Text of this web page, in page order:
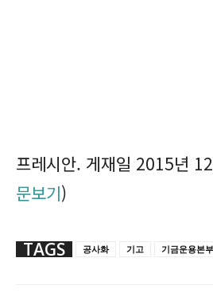
프레시안. 게재일 2015년
문보기)
TAGS 공사화 기고 기금운용본부